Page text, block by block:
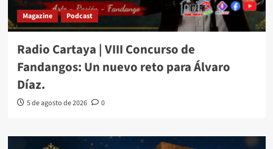
Magazine Podcast
Radio Cartaya | VIII Concurso de
Fandangos: Un nuevo reto para Álvaro
Díaz.
5 de agosto de 2026 0